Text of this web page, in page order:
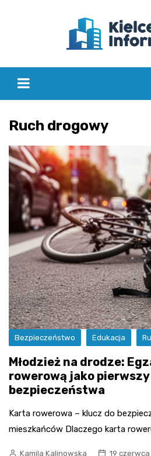
Ruch drogowy
Bezpieczeństwo Edukacja
Młodzież na drodze:
rowerową jako
bezpieczeństwa
Karta rowerowa – klucz do
mieszkańców Dlaczego karta
Kamila Kalinowska 19